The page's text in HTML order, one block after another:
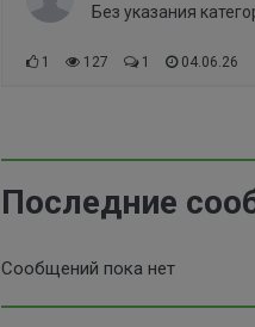
Без указания
1 127 1 04.06.26
Последние
Сообщений пока нет